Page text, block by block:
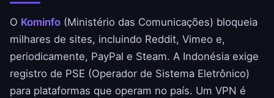
O Kominfo (Ministério das Comunicações) bloqueia
milhares de sites, incluindo Reddit, Vimeo e,
periodicamente, PayPal e Steam. A Indonésia exige
registro de PSE (Operador de Sistema Eletrônico)
para plataformas que operam no país. Um VPN é